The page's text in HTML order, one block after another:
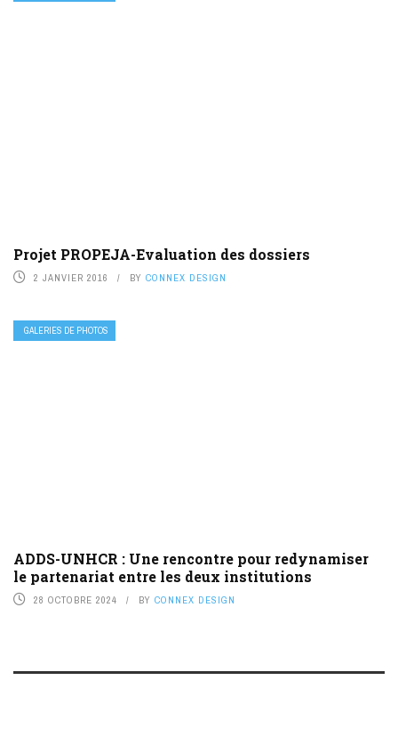
Projet PROPEJA-Evaluation des dossiers
2 JANVIER 2016 BY CONNEX DESIGN
GALERIES DE PHOTOS
ADDS-UNHCR : Une rencontre pour redynamiser
le partenariat entre les deux institutions
28 OCTOBRE 2024 BY CONNEX DESIGN